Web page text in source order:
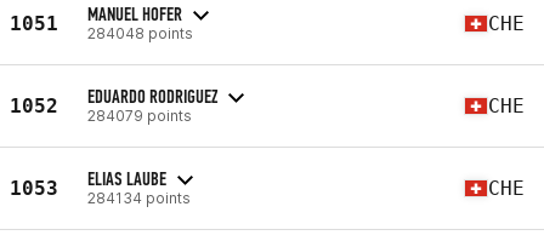
1051 MANUEL HOFER
284048 points CHE
1052 EDUARDO RODRIGUEZ
284079 points CHE
1053 ELIAS LAUBE
284134 points CHE